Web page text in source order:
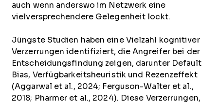
auch wenn anderswo im Netzwerk eine
vielversprechendere Gelegenheit lockt.
Jüngste Studien haben eine Vielzahl kognitiver
Verzerrungen identifiziert, die Angreifer bei der
Entscheidungsfindung zeigen, darunter Default
Bias, Verfügbarkeitsheuristik und Rezenzeffekt
(Aggarwal et al., 2024; Ferguson-Walter et al.,
2018; Pharmer et al., 2024). Diese Verzerrungen,